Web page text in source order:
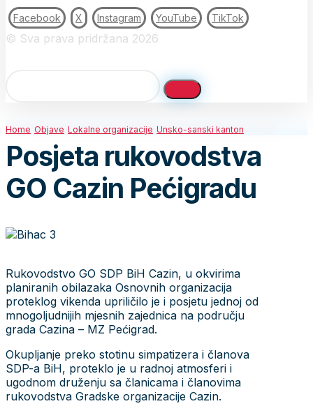
Facebook X Instagram YouTube TikTok
© Sva prava pridržana 2026
Home Objave Lokalne organizacije Unsko-sanski kanton
Posjeta rukovodstva
GO Cazin Pećigradu
Rukovodstvo GO SDP BiH Cazin, u okvirima
planiranih obilazaka Osnovnih organizacija
proteklog vikenda upriličilo je i posjetu jednoj od
mnogoljudnijih mjesnih zajednica na području
grada Cazina – MZ Pećigrad.
Okupljanje preko stotinu simpatizera i članova
SDP-a BiH, proteklo je u radnoj atmosferi i
ugodnom druženju sa članicama i članovima
rukovodstva Gradske organizacije Cazin.